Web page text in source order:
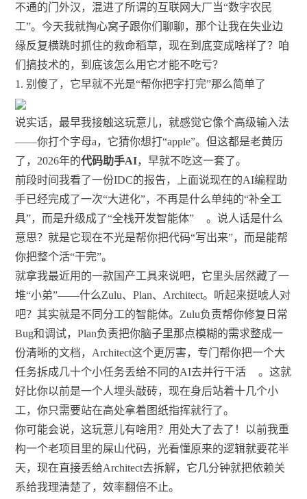
不通的门外汉，混进了所谓的互联网大厂当“数字农民
工”。今天我就掏心窝子跟你们聊聊，那个让我在失业边
缘反复横跳时抓住的救命稻草，现在到底变成啥样了？咱
们搞技术的，到底该怎么用它才能不吃亏？
1. 别傻了，它早就不光是“帮你把字打完”那么简单了
说实话，最早我接触这玩意儿，就感觉它像个高级输入法
——你打个字母a，它猜你想打“apple”。但这都是老黄历
了，2026年的代码助手AI，早就不吃这一套了。
前段时间我看了一份IDC的报告，上面说现在的AI编程助
手已经完成了一次“大进化”，不再是什么单纯的“补全工
具”，而是升级成了“全栈开发智能体”
。说人话是什么
意思？就是它现在不光是帮你把代码“写出来”，而是能帮
你把整个活“干完”。
就拿我最近用的一款国产工具来说吧，它里头居然藏了一
堆“小弟”——什么Zulu、Plan、Architect。听起来挺唬人对
吧？其实就是不同分工的智能体。Zulu负责帮你修复日常
Bug和调试，Plan负责把你脑子里那点模糊的需求整成一
份清晰的文档，Architect这个更厉害，专门帮你把一个大
任务拆成几十个小任务丢给不同的AI去并行干活
。这就
好比你以前是一个人埋头敲砖，现在身后站着十几个小
工，你只需要站在高处拿着图纸指挥就行了。
你可能会说，这玩意儿有啥用？用处大了去了！以前我重
构一个老项目里的屎山代码，光看懂原来的逻辑就要花半
天，现在直接丢给Architect去拆解，它几分钟就把依赖关
系给我理清楚了，效率翻倍不止。